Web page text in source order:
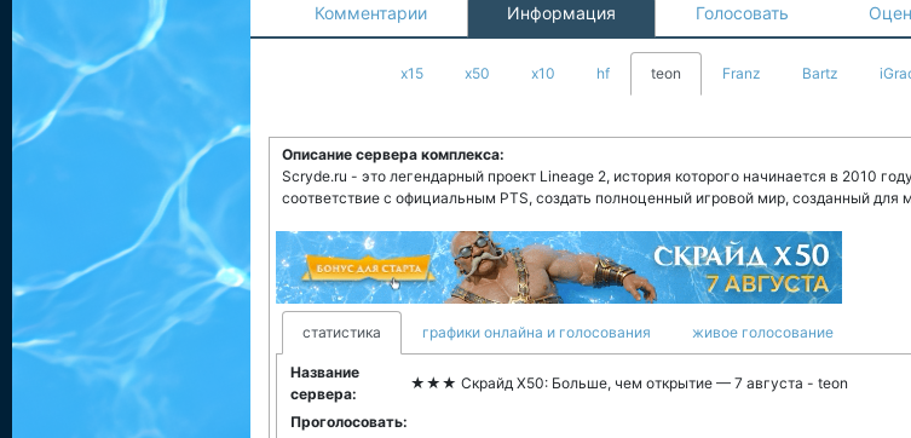
Комментарии Информация Голосовать
x15 x50 x10 hf teon Franz Bartz
Описание сервера комплекса:
Scryde.ru - это легендарный проект Lineage 2, история которого начинается в 2010
соответствие с официальным PTS, создать полноценный игровой мир, созданный
статистика графики онлайна и голосования живое голосование
Название
сервера:
★★★ Скрайд Х50: Больше, чем открытие — 7 августа - teon
Проголосовать: